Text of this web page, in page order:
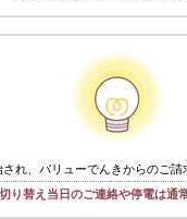
され、バリューでんきからのご請
切り替え当日のご連絡や停電は通